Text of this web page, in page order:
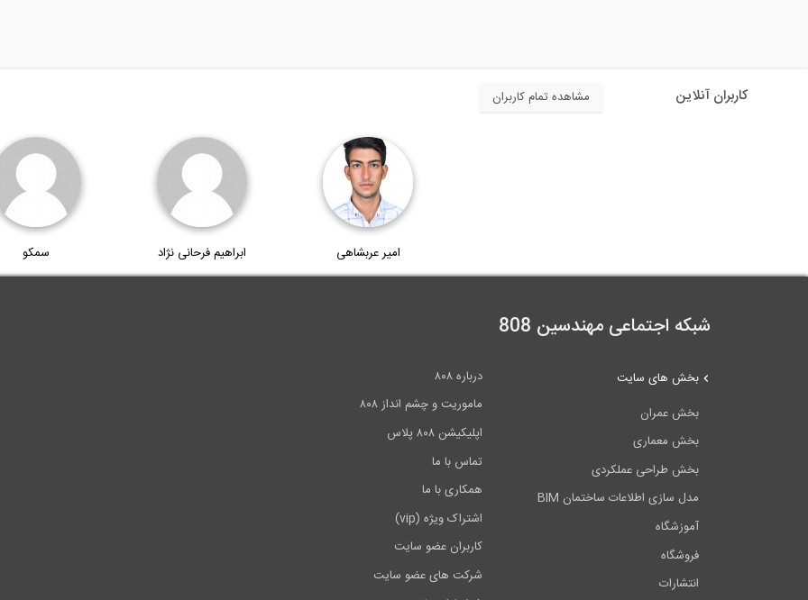
کاربران آنلاین مشاهده تمام کاربران
امیر عربشاهی ابراهیم فرحانی نژاد سمکو
شبکه اجتماعی مهندسین 808
درباره ۸۰۸
ماموریت و چشم انداز ۸۰۸
اپلیکیشن ۸۰۸ پلاس
تماس با ما
همکاری با ما
اشتراک ویژه (vip)
کاربران عضو سایت
شرکت های عضو سایت
بخش های سایت
بخش عمران
بخش معماری
بخش طراحی عملکردی
مدل سازی اطلاعات ساختمان BIM
آموزشگاه
فروشگاه
انتشارات